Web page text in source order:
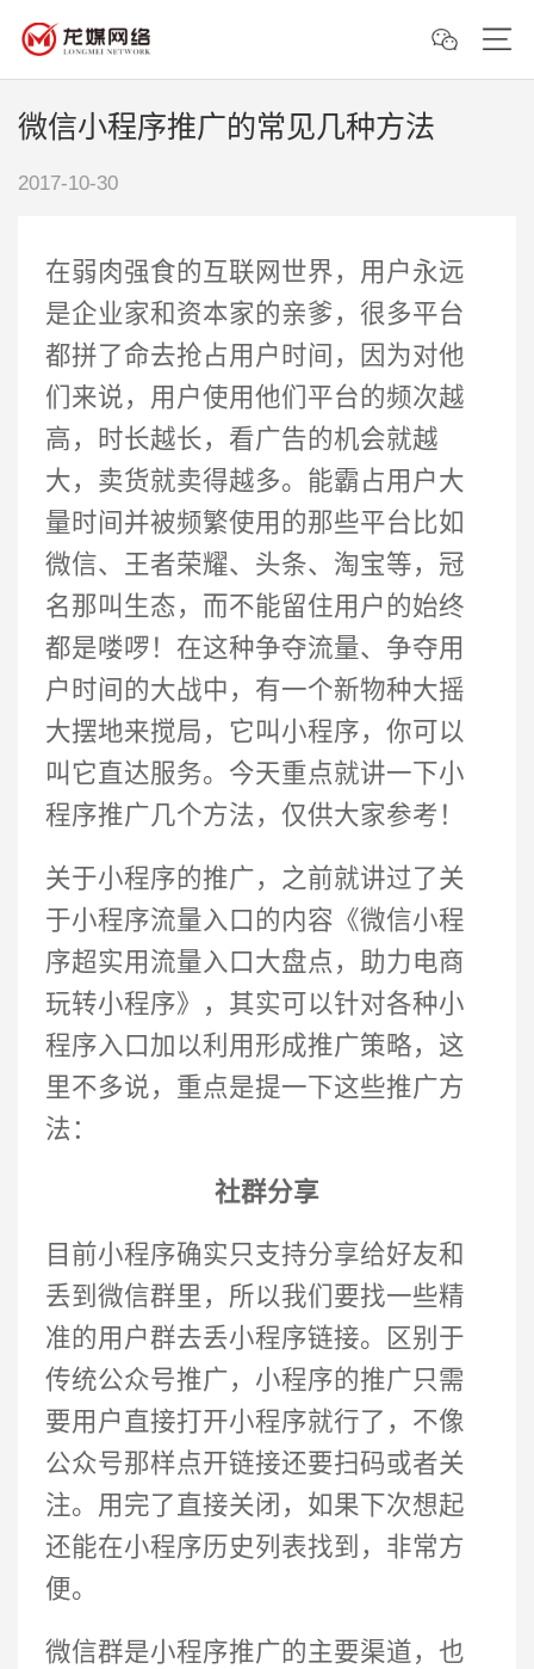
微信小程序推广的常见几种方法
2017-10-30
在弱肉强食的互联网世界，用户永远
是企业家和资本家的亲爹，很多平台
都拼了命去抢占用户时间，因为对他
们来说，用户使用他们平台的频次越
高，时长越长，看广告的机会就越
大，卖货就卖得越多。能霸占用户大
量时间并被频繁使用的那些平台比如
微信、王者荣耀、头条、淘宝等，冠
名那叫生态，而不能留住用户的始终
都是喽啰！在这种争夺流量、争夺用
户时间的大战中，有一个新物种大摇
大摆地来搅局，它叫小程序，你可以
叫它直达服务。今天重点就讲一下小
程序推广几个方法，仅供大家参考！
关于小程序的推广，之前就讲过了关
于小程序流量入口的内容《微信小程
序超实用流量入口大盘点，助力电商
玩转小程序》，其实可以针对各种小
程序入口加以利用形成推广策略，这
里不多说，重点是提一下这些推广方
法：
社群分享
目前小程序确实只支持分享给好友和
丢到微信群里，所以我们要找一些精
准的用户群去丢小程序链接。区别于
传统公众号推广，小程序的推广只需
要用户直接打开小程序就行了，不像
公众号那样点开链接还要扫码或者关
注。用完了直接关闭，如果下次想起
还能在小程序历史列表找到，非常方
便。
微信群是小程序推广的主要渠道，也